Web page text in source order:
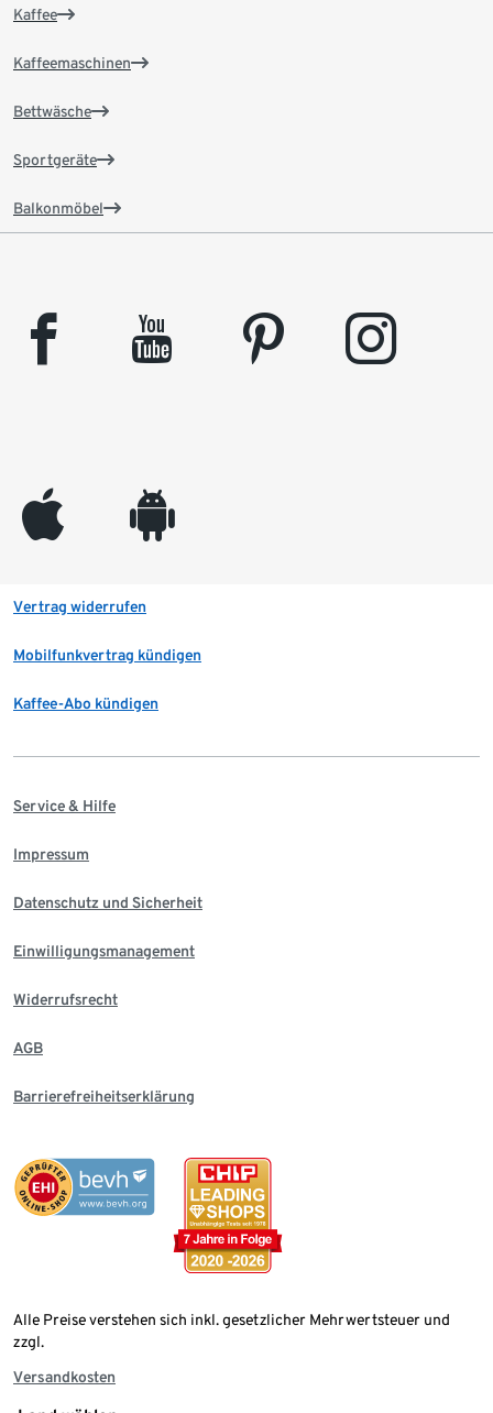
Kaffee
Kaffeemaschinen
Bettwäsche
Sportgeräte
Balkonmöbel
facebook youtube pinterest instagram
appleinc android
Vertrag widerrufen
Mobilfunkvertrag kündigen
Kaffee-Abo kündigen
Service & Hilfe
Impressum
Datenschutz und Sicherheit
Einwilligungsmanagement
Widerrufsrecht
AGB
Barrierefreiheitserklärung
Alle Preise verstehen sich inkl. gesetzlicher Mehrwertsteuer und
zzgl.
Versandkosten